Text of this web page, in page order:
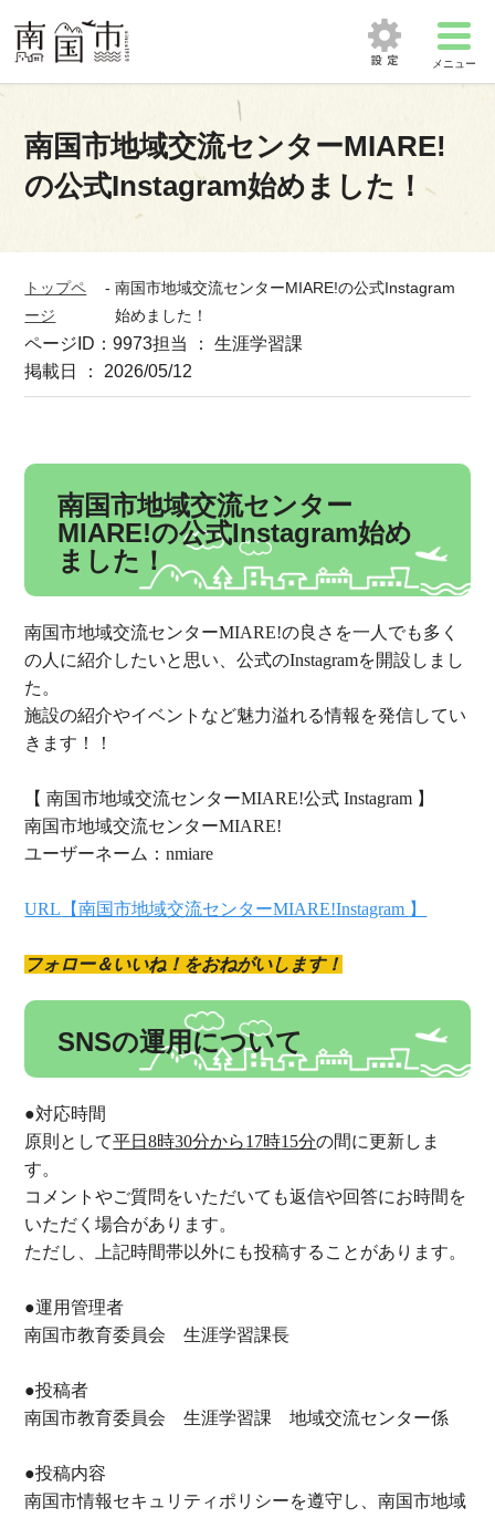
メニュー
南国市地域交流センターMIARE!
の公式Instagram始めました！
トップペ
ージ
-南国市地域交流センターMIARE!の公式Instagram
始めました！
ページID：9973担当 ： 生涯学習課
掲載日 ： 2026/05/12
南国市地域交流センター
MIARE!の公式Instagram始め
ました！
南国市地域交流センターMIARE!の良さを一人でも多く
の人に紹介したいと思い、公式のInstagramを開設しまし
た。
施設の紹介やイベントなど魅力溢れる情報を発信してい
きます！！
【 南国市地域交流センターMIARE!公式Instagram 】
南国市地域交流センターMIARE!
ユーザーネーム：nmiare
URL 【南国市地域交流センターMIARE!Instagram 】
フォロー＆いいね！をおねがいします！
SNSの運用について
●対応時間
原則として平日8時30分から17時15分の間に更新しま
す。
コメントやご質問をいただいても返信や回答にお時間を
いただく場合があります。
ただし、上記時間帯以外にも投稿することがあります。
●運用管理者
南国市教育委員会 生涯学習課長
●投稿者
南国市教育委員会 生涯学習課 地域交流センター係
●投稿内容
南国市情報セキュリティポリシーを遵守し、南国市地域